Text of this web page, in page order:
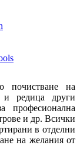
почистване на
и редица други
професионална
и др. Всички
в отделни
на желания от